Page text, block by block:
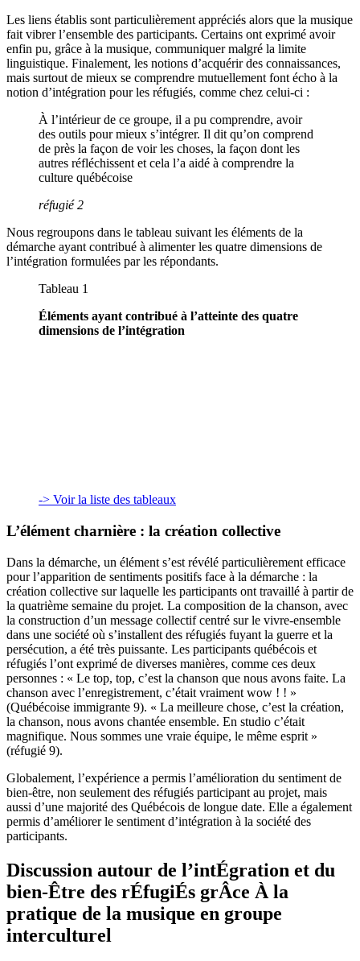
Les liens établis sont particulièrement appréciés alors que la musique
fait vibrer l’ensemble des participants. Certains ont exprimé avoir
enfin pu, grâce à la musique, communiquer malgré la limite
linguistique. Finalement, les notions d’acquérir des connaissances,
mais surtout de mieux se comprendre mutuellement font écho à la
notion d’intégration pour les réfugiés, comme chez celui-ci :
À l’intérieur de ce groupe, il a pu comprendre, avoir
des outils pour mieux s’intégrer. Il dit qu’on comprend
de près la façon de voir les choses, la façon dont les
autres réfléchissent et cela l’a aidé à comprendre la
culture québécoise
réfugié 2
Nous regroupons dans le tableau suivant les éléments de la
démarche ayant contribué à alimenter les quatre dimensions de
l’intégration formulées par les répondants.
Tableau 1
Éléments ayant contribué à l’atteinte des quatre
dimensions de l’intégration
-> Voir la liste des tableaux
L’élément charnière : la création collective
Dans la démarche, un élément s’est révélé particulièrement efficace
pour l’apparition de sentiments positifs face à la démarche : la
création collective sur laquelle les participants ont travaillé à partir de
la quatrième semaine du projet. La composition de la chanson, avec
la construction d’un message collectif centré sur le vivre-ensemble
dans une société où s’installent des réfugiés fuyant la guerre et la
persécution, a été très puissante. Les participants québécois et
réfugiés l’ont exprimé de diverses manières, comme ces deux
personnes : « Le top, top, c’est la chanson que nous avons faite. La
chanson avec l’enregistrement, c’était vraiment wow ! ! »
(Québécoise immigrante 9). « La meilleure chose, c’est la création,
la chanson, nous avons chantée ensemble. En studio c’était
magnifique. Nous sommes une vraie équipe, le même esprit »
(réfugié 9).
Globalement, l’expérience a permis l’amélioration du sentiment de
bien-être, non seulement des réfugiés participant au projet, mais
aussi d’une majorité des Québécois de longue date. Elle a également
permis d’améliorer le sentiment d’intégration à la société des
participants.
Discussion autour de l’intÉgration et du
bien-Être des rÉfugiÉs grÂce À la
pratique de la musique en groupe
interculturel